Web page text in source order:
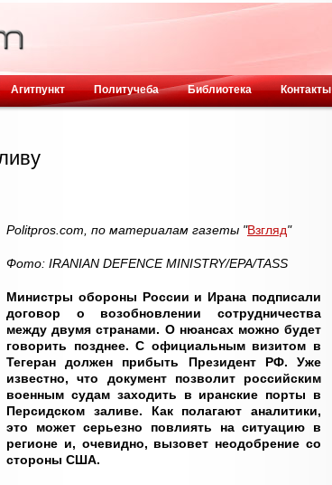
Агитпункт Политучеба Библиотека Контакты
Politpros.com, по материалам газеты "Взгляд"
Фото: IRANIAN DEFENCE MINISTRY/EPA/TASS
Министры обороны России и Ирана подписали
договор о возобновлении сотрудничества
между двумя странами. О нюансах можно будет
говорить позднее. С официальным визитом в
Тегеран должен прибыть Президент РФ. Уже
известно, что документ позволит российским
военным судам заходить в иранские порты в
Персидском заливе. Как полагают аналитики,
это может серьезно повлиять на ситуацию в
регионе и, очевидно, вызовет неодобрение со
стороны США.